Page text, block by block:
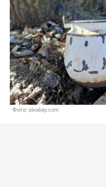
Фото: pixabay.com